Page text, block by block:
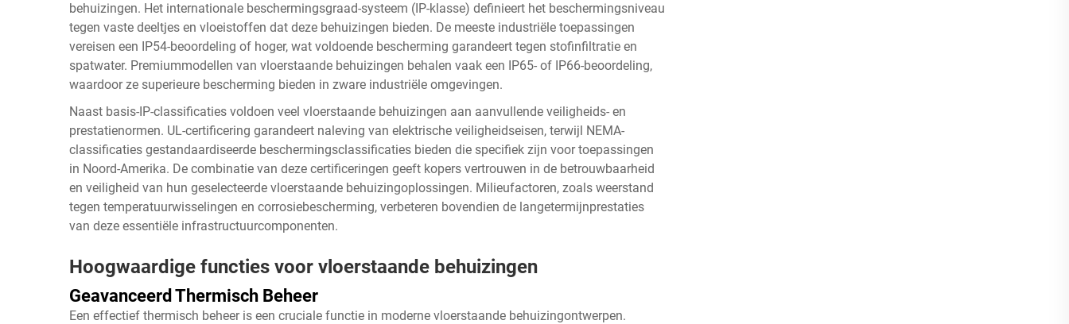
behuizingen. Het internationale beschermingsgraad-systeem (IP-klasse) definieert het beschermingsniveau
tegen vaste deeltjes en vloeistoffen dat deze behuizingen bieden. De meeste industriële toepassingen
vereisen een IP54-beoordeling of hoger, wat voldoende bescherming garandeert tegen stofinfiltratie en
spatwater. Premiummodellen van vloerstaande behuizingen behalen vaak een IP65- of IP66-beoordeling,
waardoor ze superieure bescherming bieden in zware industriële omgevingen.
Naast basis-IP-classificaties voldoen veel vloerstaande behuizingen aan aanvullende veiligheids- en
prestatienormen. UL-certificering garandeert naleving van elektrische veiligheidseisen, terwijl NEMA-
classificaties gestandaardiseerde beschermingsclassificaties bieden die specifiek zijn voor toepassingen
in Noord-Amerika. De combinatie van deze certificeringen geeft kopers vertrouwen in de betrouwbaarheid
en veiligheid van hun geselecteerde vloerstaande behuizingoplossingen. Milieufactoren, zoals weerstand
tegen temperatuurwisselingen en corrosiebescherming, verbeteren bovendien de langetermijnprestaties
van deze essentiële infrastructuurcomponenten.
Hoogwaardige functies voor vloerstaande behuizingen
Geavanceerd Thermisch Beheer
Een effectief thermisch beheer is een cruciale functie in moderne vloerstaande behuizingontwerpen.